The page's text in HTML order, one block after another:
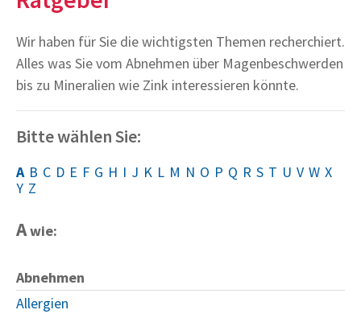
Wir haben für Sie die wichtigsten Themen recherchiert.
Alles was Sie vom Abnehmen über Magenbeschwerden
bis zu Mineralien wie Zink interessieren könnte.
Bitte wählen Sie:
A B C D E F G H I J K L M N O P Q R S T U V W X
Y Z
Awie:
Abnehmen
Allergien